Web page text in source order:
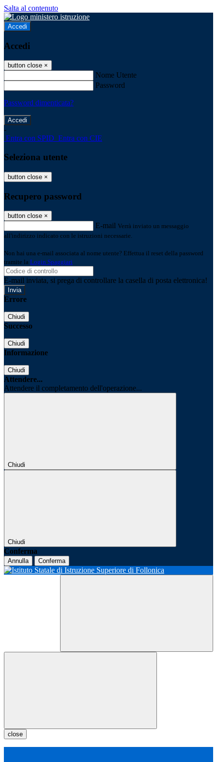
Salta al contenuto
Accedi
Accedi
button close ×
Nome Utente
Password
Password dimenticata?
-
Entra con SPID Entra con CIE
Seleziona utente
button close ×
Recupero password
button close ×
E-mail Verrà inviato un messaggio
all'indirizzo indicato con le istruzioni necessarie.
Non hai una e-mail associata al nome utente? Effettua il reset della password
tramite la Login Spaggiari
E-mail inviata, si prega di controllare la casella di posta elettronica!
Errore
Chiudi
Successo
Chiudi
Informazione
Chiudi
Attendere...
Attendere il completamento dell'operazione...
Chiudi
Chiudi
Conferma
Annulla Conferma
close